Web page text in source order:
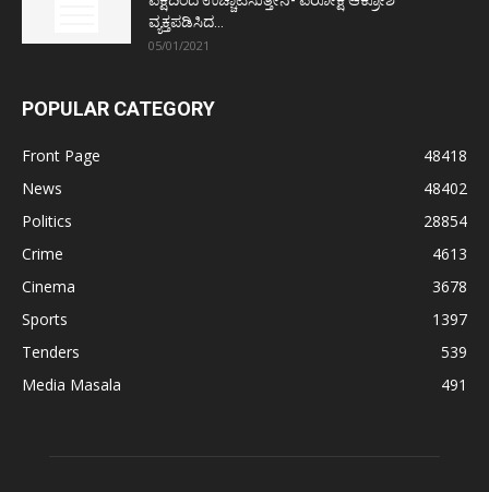
ವ್ಯಕ್ತಪಡಿಸಿದ...
05/01/2021
POPULAR CATEGORY
Front Page
48418
News
48402
Politics
28854
Crime
4613
Cinema
3678
Sports
1397
Tenders
539
Media Masala
491